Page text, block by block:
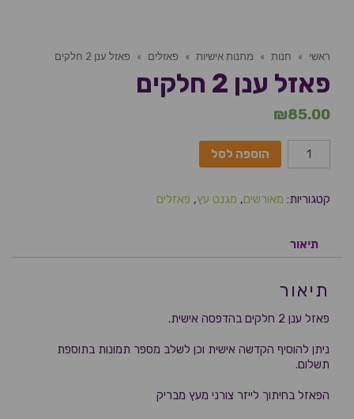
ראשי » חנות » מתנות אישיות » פאזלים » פאזל ענן 2 חלקים
פאזל ענן 2 חלקים
₪85.00
הוספה לסל
קטגוריות: מאורשים, מגנט עץ, פאזלים
תיאור
תיאור
פאזל ענן 2 חלקים בהדפסה אישית.
ניתן להוסיף הקדשה אישית וכן לשלב מספר תמונות בתוספת
תשלום.
הפאזל בחיתוך לייזר צורני מעץ מבריק